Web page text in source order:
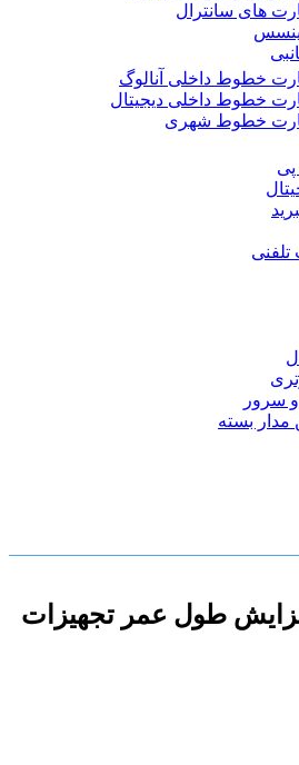
های سانترال
خطوط داخلی آنالوگ
خطوط داخلی دیجیتال
خطوط شهری
پی
سرور
مدار بسته
طول عمر تجهیزات